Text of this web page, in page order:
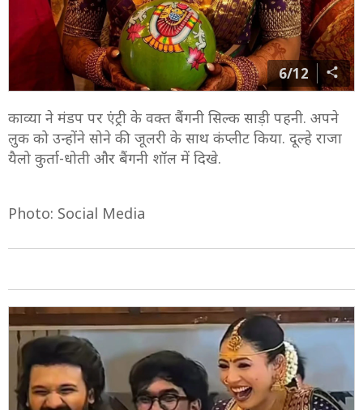
6/12
काव्या ने मंडप पर एंट्री के वक्त बैंगनी सिल्क साड़ी पहनी. अपने
लुक को उन्होंने सोने की जूलरी के साथ कंप्लीट किया. दूल्हे राजा
यैलो कुर्ता-धोती और बैंगनी शॉल में दिखे.
Photo: Social Media